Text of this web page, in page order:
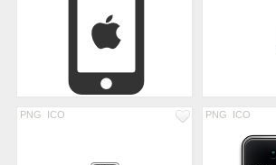
PNG ICO PNG ICO